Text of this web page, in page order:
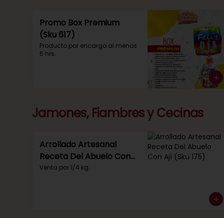
Promo Box Premium
(Sku 617)
Producto por encargo al menos
6 hrs.
Jamones, Fiambres y Cecinas
Arrollado Artesanal
Receta Del Abuelo Con
Ají (Sku 175)
Venta por 1/4 kg.